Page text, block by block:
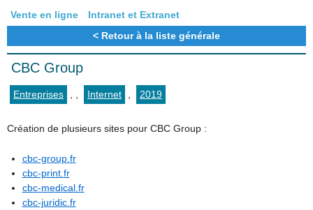
Vente en ligne
Intranet et Extranet
Retour à la liste générale
CBC Group
Entreprises Internet 2019
Création de plusieurs sites pour CBC Group :
cbc-group.fr
cbc-print.fr
cbc-medical.fr
cbc-juridic.fr